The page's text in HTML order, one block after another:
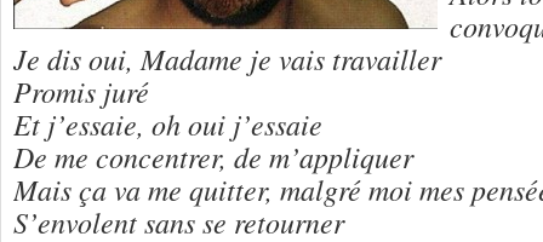
Je dis oui, Madame je vais travailler
Promis juré
Et j’essaie, oh oui j’essaie
De me concentrer, de m’appliquer
Mais ça va me quitter, malgré moi mes
S’envolent sans se retourner